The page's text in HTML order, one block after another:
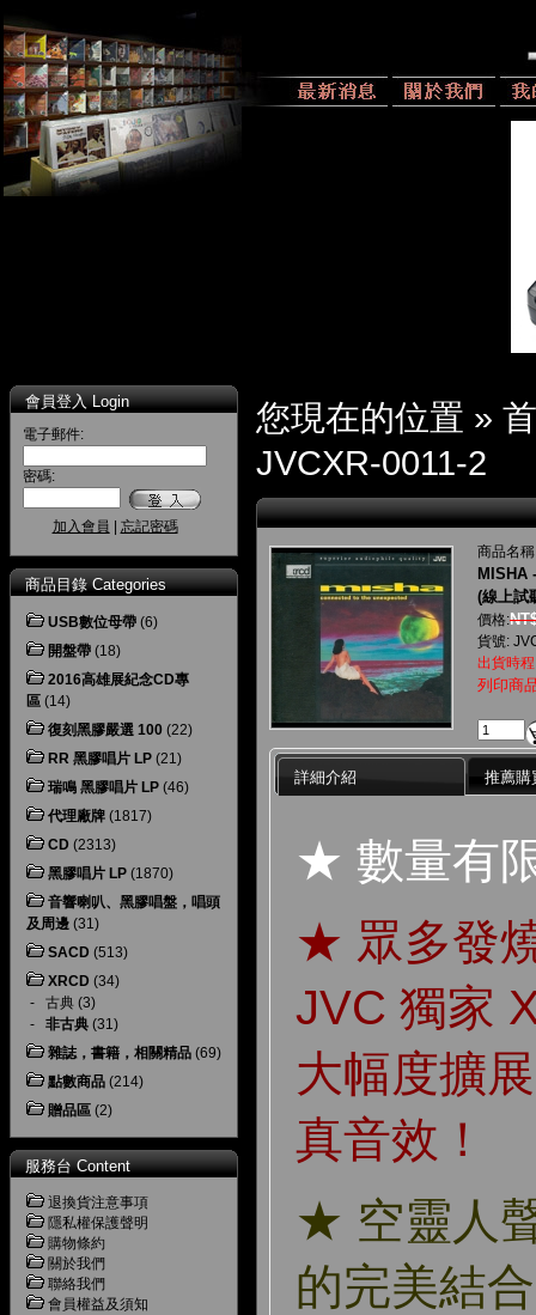
會員登入 Login
電子郵件:
密碼:
加入會員 忘記密碼
商品目錄 Categories
USB數位母帶 (6)
開盤帶 (18)
2016高雄展紀念CD專
區 (14)
復刻黑膠嚴選 100 (22)
RR 黑膠唱片 LP (21)
瑞鳴 黑膠唱片 LP (46)
代理廠牌 (1817)
CD (2313)
黑膠唱片 LP (1870)
音響喇叭、黑膠唱盤，唱頭
及周邊 (31)
SACD (513)
XRCD (34)
- 古典 (3)
- 非古典 (31)
雜誌，書籍，相關精品 (69)
點數商品 (214)
贈品區 (2)
服務台 Content
退換貨注意事項
隱私權保護聲明
購物條約
關於我們
聯絡我們
會員權益及須知
您現在的位置 »
JVCXR-0011-2
商品名
MISHA
(線上試
價格:
貨號:
出貨時
列印商
詳細介紹 推薦購
★ 數量有
★ 眾多發
JVC 獨家
大幅度擴
真音效！
★ 空靈人
的完美結